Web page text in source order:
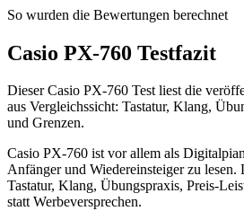
So wurden die Bewertungen berechnet
Casio PX-760 Testfazit
Dieser Casio PX-760 Test liest die
aus Vergleichssicht: Tastatur, Klang,
und Grenzen.
Casio PX-760 ist vor allem als
Anfänger und Wiedereinsteiger zu lesen.
Tastatur, Klang, Übungspraxis, Preis-
statt Werbeversprechen.